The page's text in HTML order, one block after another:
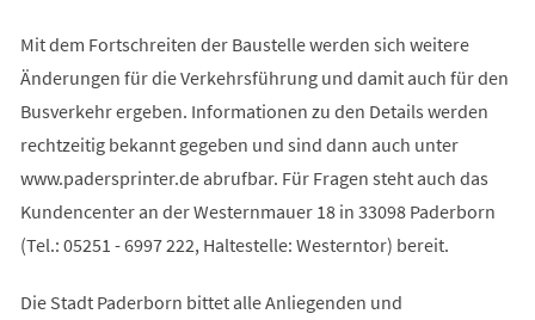
Mit dem Fortschreiten der Baustelle werden sich weitere
Änderungen für die Verkehrsführung und damit auch für den
Busverkehr ergeben. Informationen zu den Details werden
rechtzeitig bekannt gegeben und sind dann auch unter
www.padersprinter.de abrufbar. Für Fragen steht auch das
Kundencenter an der Westernmauer 18 in 33098 Paderborn
(Tel.: 05251 - 6997 222, Haltestelle: Westerntor) bereit.
Die Stadt Paderborn bittet alle Anliegenden und